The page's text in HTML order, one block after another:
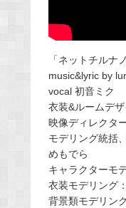
「ネットチルナ
music&lyric by
vocal 初音ミク
衣装&ルームデ
映像ディレクタ
モデリング統括
めもでら
キャラクターモ
衣装モデリング
背景類モデリン